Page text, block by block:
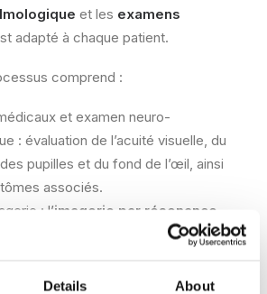
Details About
et les examens
adapté à chaque patient.
comprend :
et examen neuro-
: évaluation de l’acuité visuelle, du
pupilles et du fond de l’œil, ainsi
associés.
: l’imagerie par résonance
(IRM) est généralement l’examen de
entre la tumeur et les structures